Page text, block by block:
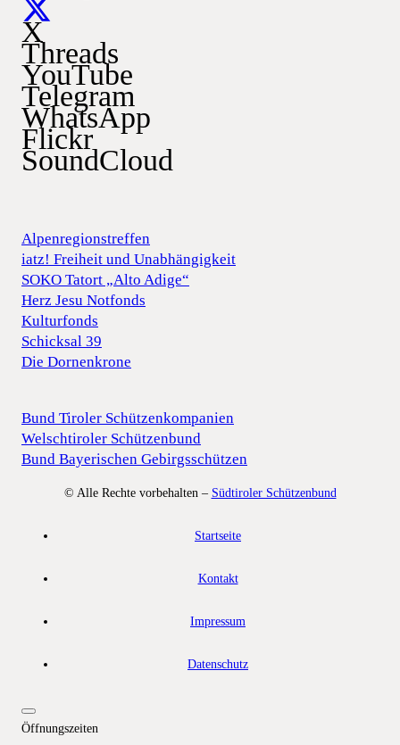
X
Threads
YouTube
Telegram
WhatsApp
Flickr
SoundCloud
Alpenregionstreffen
iatz! Freiheit und Unabhängigkeit
SOKO Tatort „Alto Adige“
Herz Jesu Notfonds
Kulturfonds
Schicksal 39
Die Dornenkrone
Bund Tiroler Schützenkompanien
Welschtiroler Schützenbund
Bund Bayerischen Gebirgsschützen
© Alle Rechte vorbehalten – Südtiroler Schützenbund
Startseite
Kontakt
Impressum
Datenschutz
Öffnungszeiten